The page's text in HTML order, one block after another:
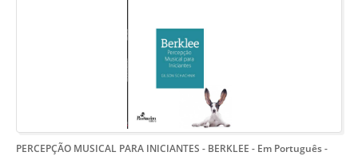
PERCEPÇÃO MUSICAL PARA INICIANTES - BERKLEE - Em Português-